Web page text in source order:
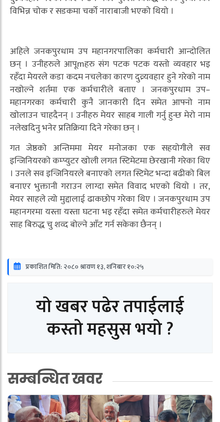
विभिन्न चोक र सडकमा चर्को नाराबाजी भएको थियो ।
अहिले जनकपुरधाम उप महानगरपालिका कर्मचारी आन्दोलित
छन् । उनीहरुले आपूmहरु संग पटक पटक यस्तो व्यवहार भइ
रहँदा मेयरले कडा कदम नचलेका कारण दुव्र्यवहार हुने गरेको नाम
नखोल्ने शर्तमा एक कर्मचारीले बताए । जनकपुरधाम उप–
महानगरका कर्मचारी कुनै जानकारी दिन समेत आफ्नो नाम
खोलाउन चाहदैनन् । उनीहरु मेयर साहब गाली गर्नु हुन्छ मेरो नाम
नलेखदिनु भनेर प्रतिक्रिया दिने गरेका छन् ।
गत जेष्ठको अन्तिममा मेयर मनोजका एक सहयोगीले सव
इन्जिनियरको कम्प्युटर खोली लगत स्टिमेटमा छेरखानी गरेका थिए
। उनले सव इन्जिनियरले बनाएको लगत स्टिमेट भन्दा बढीको बिल
बनाएर भुक्तानी गराउन लाग्दा समेत विवाद भएको थियो । तर,
मेयर साहले त्यो मुद्दालाई ढाकछोप गरेका थिए । जनकपुरधाम उप
महानगरमा यस्ता यस्ता घटना भइ रहँदा समेत कर्मचारीहरुले मेयर
साह बिरुद्ध चु शव्द बोल्ने आँट गर्न सकेका छैनन् ।
प्रकाशित मिति: २०८० श्रावण १३, शनिबार १०:२५
यो खबर पढेर तपाईलाई
कस्तो महसुस भयो ?
सम्बन्धित खवर